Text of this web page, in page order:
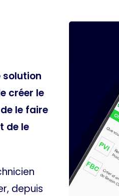
solution
créer le
le faire
de le
depuis